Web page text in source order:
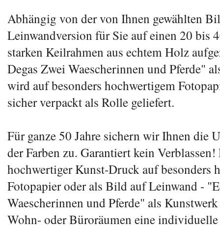
Abhängig von der von Ihnen gewählten
Leinwandversion für Sie auf einen 20 bis
starken Keilrahmen aus echtem Holz
Degas Zwei Waescherinnen und Pferde"
wird auf besonders hochwertigem
sicher verpackt als Rolle geliefert.
Für ganze 50 Jahre sichern wir Ihnen die
der Farben zu. Garantiert kein Verblassen!
hochwertiger Kunst-Druck auf besonders
Fotopapier oder als Bild auf Leinwand -
Waescherinnen und Pferde" als
Wohn- oder Büroräumen eine